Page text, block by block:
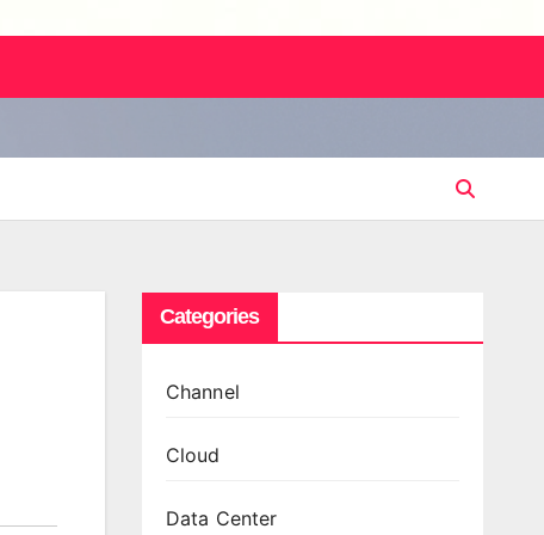
Categories
Channel
Cloud
Data Center